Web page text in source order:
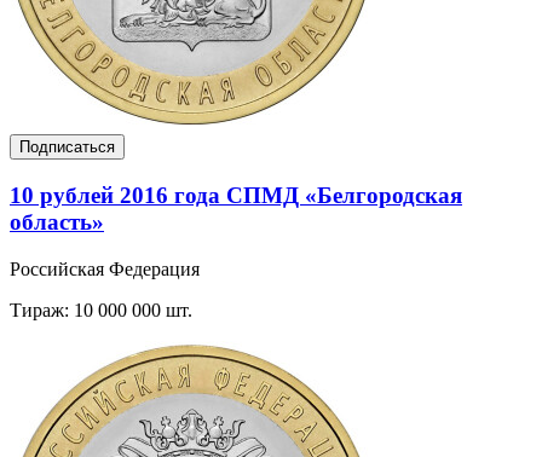
Подписаться
10 рублей 2016 года СПМД «Белгородская
область»
Российская Федерация
Тираж: 10 000 000 шт.